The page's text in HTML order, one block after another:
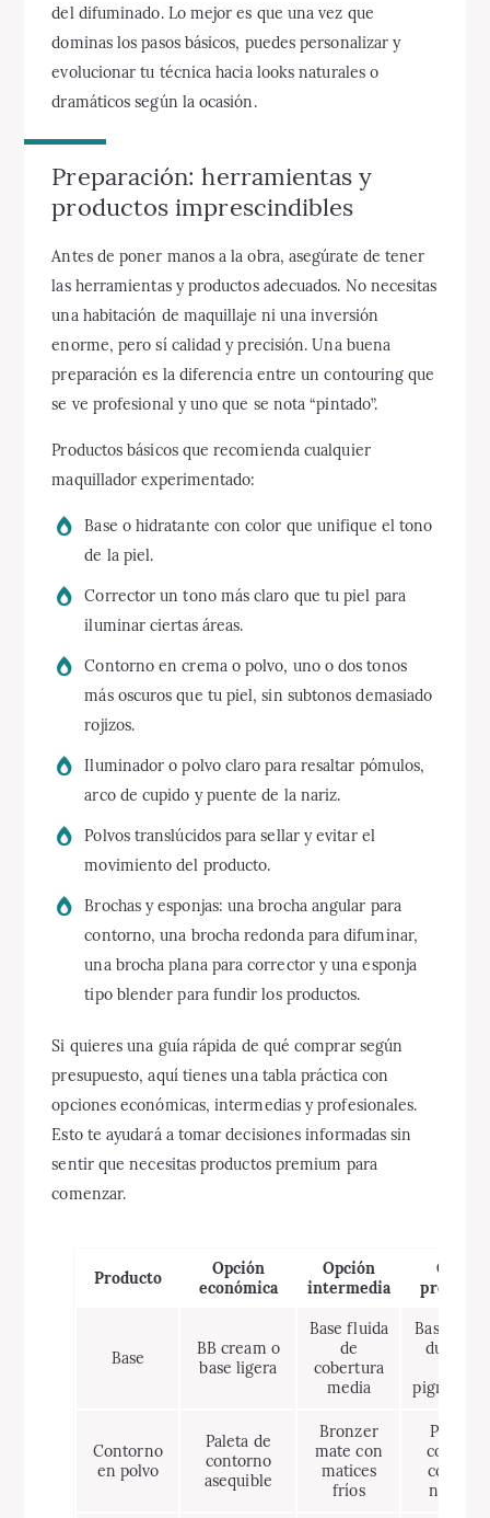
del difuminado. Lo mejor es que una vez que
dominas los pasos básicos, puedes personalizar y
evolucionar tu técnica hacia looks naturales o
dramáticos según la ocasión.
Preparación: herramientas y
productos imprescindibles
Antes de poner manos a la obra, asegúrate de tener
las herramientas y productos adecuados. No necesitas
una habitación de maquillaje ni una inversión
enorme, pero sí calidad y precisión. Una buena
preparación es la diferencia entre un contouring que
se ve profesional y uno que se nota “pintado”.
Productos básicos que recomienda cualquier
maquillador experimentado:
Base o hidratante con color que unifique el tono
de la piel.
Corrector un tono más claro que tu piel para
iluminar ciertas áreas.
Contorno en crema o polvo, uno o dos tonos
más oscuros que tu piel, sin subtonos demasiado
rojizos.
Iluminador o polvo claro para resaltar pómulos,
arco de cupido y puente de la nariz.
Polvos translúcidos para sellar y evitar el
movimiento del producto.
Brochas y esponjas: una brocha angular para
contorno, una brocha redonda para difuminar,
una brocha plana para corrector y una esponja
tipo blender para fundir los productos.
Si quieres una guía rápida de qué comprar según
presupuesto, aquí tienes una tabla práctica con
opciones económicas, intermedias y profesionales.
Esto te ayudará a tomar decisiones informadas sin
sentir que necesitas productos premium para
comenzar.
Producto
Opción
económica
Opción
intermedia
Opción
Base
BB cream o
base ligera
Base fluida
de
cobertura
media
Base de
Contorno
en polvo
Paleta de
contorno
asequible
Bronzer
mate con
matices
fríos
Paleta
con